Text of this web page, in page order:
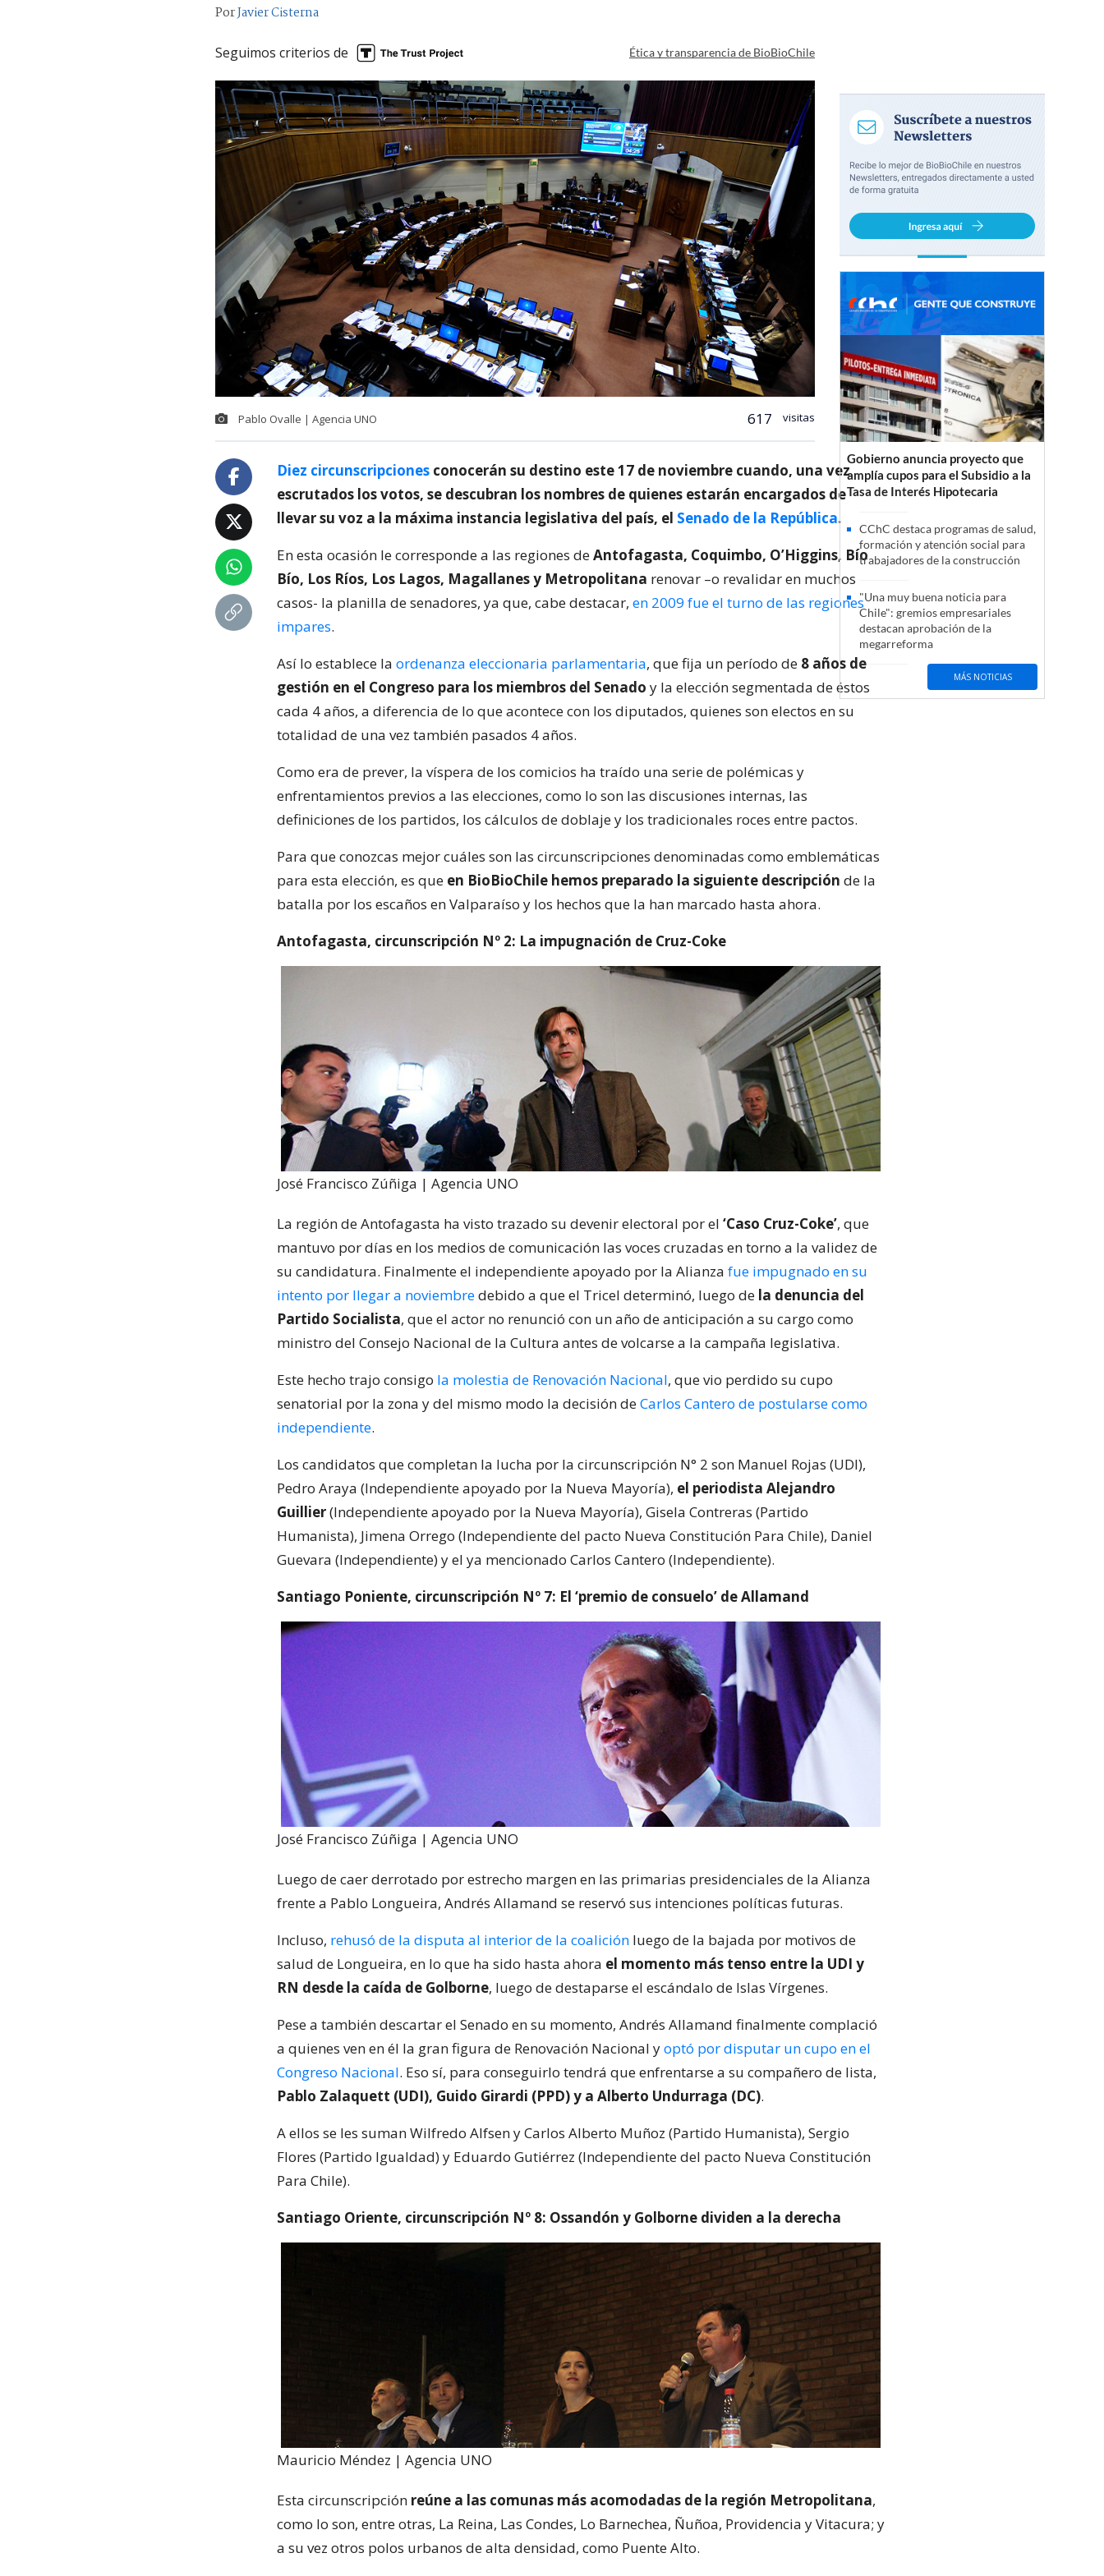
PorJavier Cisterna
Seguimos criterios de Ética y transparencia de BioBioChile
Pablo Ovalle | Agencia UNO 617 visitas
Diez circunscripciones conocerán su destino este 17 de noviembre cuando, una vez
escrutados los votos, se descubran los nombres de quienes estarán encargados de
llevar su voz a la máxima instancia legislativa del país, el Senado de la República.
En esta ocasión le corresponde a las regiones deAntofagasta, Coquimbo, O’Higgins, Bío
Bío, Los Ríos, Los Lagos, Magallanes y Metropolitana renovar –o revalidar en muchos
casos- la planilla de senadores, ya que, cabe destacar, en 2009 fue el turno de las regiones
impares.
Así lo establece la ordenanza eleccionaria parlamentaria, que fija un período de 8 años de
gestión en el Congreso para los miembros del Senado y la elección segmentada de éstos
cada 4 años, a diferencia de lo que acontece con los diputados, quienes son electos en su
totalidad de una vez también pasados 4 años.
Como era de prever, la víspera de los comicios ha traído una serie de polémicas y
enfrentamientos previos a las elecciones, como lo son las discusiones internas, las
definiciones de los partidos, los cálculos de doblaje y los tradicionales roces entre pactos.
Para que conozcas mejor cuáles son las circunscripciones denominadas como emblemáticas
para esta elección, es que en BioBioChile hemos preparado la siguiente descripción de la
batalla por los escaños en Valparaíso y los hechos que la han marcado hasta ahora.
Antofagasta, circunscripción Nº 2: La impugnación de Cruz-Coke
José Francisco Zúñiga | Agencia UNO
La región de Antofagasta ha visto trazado su devenir electoral por el ‘Caso Cruz-Coke’, que
mantuvo por días en los medios de comunicación las voces cruzadas en torno a la validez de
su candidatura. Finalmente el independiente apoyado por la Alianza fue impugnado en su
intento por llegar a noviembredebido a que el Tricel determinó, luego de la denuncia del
Partido Socialista, que el actor no renunció con un año de anticipación a su cargo como
ministro del Consejo Nacional de la Cultura antes de volcarse a la campaña legislativa.
Este hecho trajo consigo la molestia de Renovación Nacional, que vio perdido su cupo
senatorial por la zona y del mismo modo la decisión deCarlos Cantero de postularse como
independiente.
Los candidatos que completan la lucha por la circunscripción N° 2 son Manuel Rojas (UDI),
Pedro Araya (Independiente apoyado por la Nueva Mayoría), el periodista Alejandro
Guillier(Independiente apoyado por la Nueva Mayoría), Gisela Contreras (Partido
Humanista), Jimena Orrego (Independiente del pacto Nueva Constitución Para Chile), Daniel
Guevara (Independiente) y el ya mencionado Carlos Cantero (Independiente).
Santiago Poniente, circunscripción Nº 7: El ‘premio de consuelo’ de Allamand
José Francisco Zúñiga | Agencia UNO
Luego de caer derrotado por estrecho margen en las primarias presidenciales de la Alianza
frente a Pablo Longueira, Andrés Allamand se reservó sus intenciones políticas futuras.
Incluso, rehusó de la disputa al interior de la coalición luego de la bajada por motivos de
salud de Longueira, en lo que ha sido hasta ahora el momento más tenso entre la UDI y
RN desde la caída de Golborne, luego de destaparse el escándalo de Islas Vírgenes.
Pese a también descartar el Senado en su momento, Andrés Allamand finalmente complació
a quienes ven en él la gran figura de Renovación Nacional yoptó por disputar un cupo en el
Congreso Nacional. Eso sí, para conseguirlo tendrá que enfrentarse a su compañero de lista,
Pablo Zalaquett (UDI), Guido Girardi (PPD) y a Alberto Undurraga (DC).
A ellos se les suman Wilfredo Alfsen y Carlos Alberto Muñoz (Partido Humanista), Sergio
Flores (Partido Igualdad) y Eduardo Gutiérrez (Independiente del pacto Nueva Constitución
Para Chile).
Santiago Oriente, circunscripción Nº 8: Ossandón y Golborne dividen a la derecha
Mauricio Méndez | Agencia UNO
Esta circunscripción reúne a las comunas más acomodadas de la región Metropolitana,
como lo son, entre otras, La Reina, Las Condes, Lo Barnechea, Ñuñoa, Providencia y Vitacura; y
a su vez otros polos urbanos de alta densidad, como Puente Alto.
Gobierno anuncia proyecto que
amplía cupos para el Subsidio a la
Tasa de Interés Hipotecaria
CChC destaca programas de salud,
formación y atención social para
trabajadores de la construcción
"Una muy buena noticia para
Chile": gremios empresariales
destacan aprobación de la
megarreforma
MÁS NOTICIAS